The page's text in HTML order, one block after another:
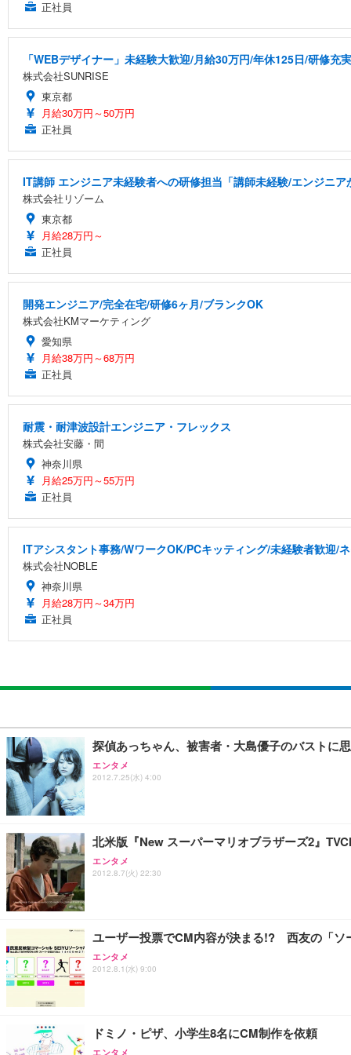
正社員
「WEBデザイナー」未経験大歓迎/月給30万円/年休125日/研修充
株式会社SUNRISE
東京都
月給30万円～50万円
正社員
IT講師 エンジニア未経験者への研修担当「講師未経験/エンジニ
株式会社リゾーム
東京都
月給28万円～
正社員
開発エンジニア/完全在宅/研修6ヶ月/ブランクOK
株式会社KMマーケティング
愛知県
月給38万円～68万円
正社員
耐震・耐津波設計エンジニア・フレックス
株式会社安藤・間
神奈川県
月給25万円～55万円
正社員
ITアシスタント事務/WワークOK/PCキッティング/未経験者歓迎/
株式会社NOBLE
神奈川県
月給28万円～34万円
正社員
探偵あっちゃん、被害者・大島優子のバスト
エンタメ
2012.7.25(水) 4:00
北米版『New スーパーマリオブラザーズ2』
エンタメ
2012.8.7(火) 22:30
ユーザー投票でCM内容が決まる!? 西友の「ソ
エンタメ
2012.8.1(水) 9:00
ドミノ・ピザ、小学生8名にCM制作を依頼
エンタメ